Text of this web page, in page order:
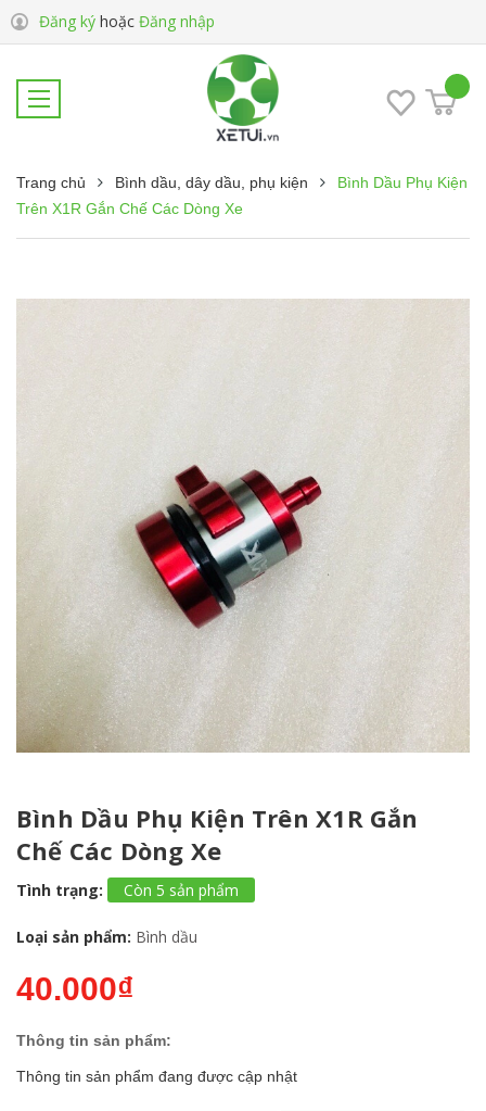
Đăng ký hoặc Đăng nhập
Trang chủ Bình dầu, dây dầu, phụ kiện
Bình Dầu Phụ Kiện
Trên X1R Gắn Chế Các Dòng Xe
Bình Dầu Phụ Kiện Trên X1R Gắn
Chế Các Dòng Xe
Tình trạng: Còn 5 sản phẩm
Loại sản phẩm: Bình dầu
40.000₫
Thông tin sản phẩm:
Thông tin sản phẩm đang được cập nhật